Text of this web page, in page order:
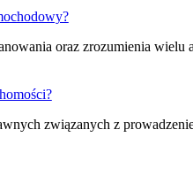
oraz zrozumienia
związanych z